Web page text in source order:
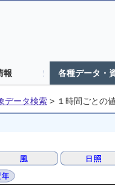
報 各種データ・
データ検索 > １時間ごとの